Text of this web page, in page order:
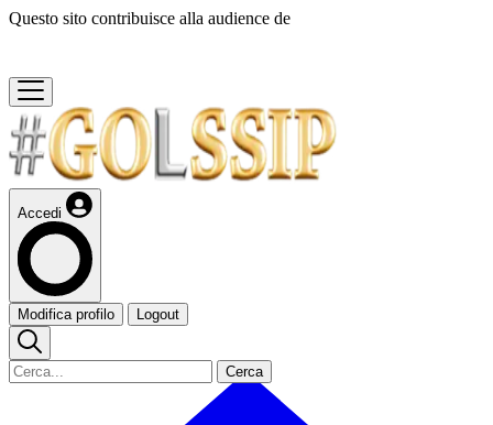
Questo sito contribuisce alla audience de
Accedi
Modifica profilo Logout
Cerca